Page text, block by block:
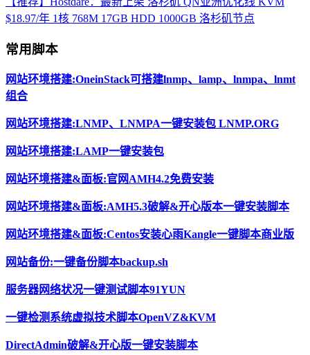
$18.97/年 1核 768M 17GB HDD 1000GB 洛杉矶节点
常用脚本
网站环境搭建:OneinStack可搭建lnmp、lamp、lnmpa、lnmt
组合
网站环境搭建:LNMP、LNMPA一键安装包 LNMP.ORG
网站环境搭建:LAMP一键安装包
网站环境搭建&面板:官网AMH4.2免费安装
网站环境搭建&面板:AMH5.3破解&开心版本一键安装脚本
网站环境搭建&面板:Centos安装心雨Kangle一键脚本商业版
网站备份:一键备份脚本backup.sh
服务器网络状况一键测试脚本91YUN
一键检测系统虚拟技术脚本OpenVZ&KVM
DirectAdmin破解&开心版一键安装脚本